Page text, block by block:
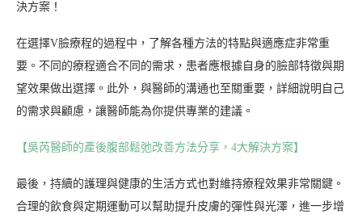
決方案！
在選擇V臉療程的過程中，了解各種方法的特點與適應症非常重
要。不同的療程適合不同的需求，患者應根據自身的臉部特徵與期
望效果做出選擇。此外，與醫師的溝通也至關重要，詳細說明自己
的需求與顧慮，讓醫師能為你提供專業的建議。
【吳芮醫師的產後腹部鬆弛改善方法分享，4大解決方案】
最後，持續的護理與健康的生活方式也對維持療程效果非常關鍵。
合理的飲食與定期運動可以幫助提升皮膚的彈性與光澤，進一步增